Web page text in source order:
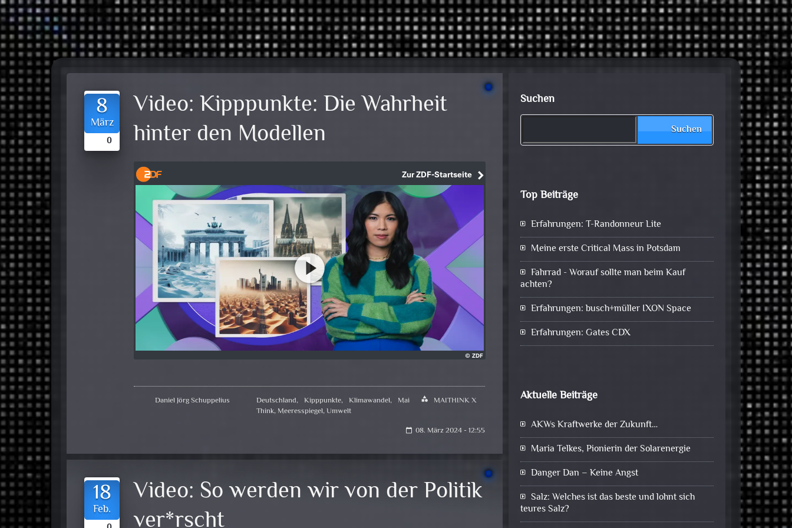
8
März
0
Video: Kipppunkte: Die Wahrheit
hinter den Modellen
Daniel Jörg Schuppelius Deutschland, Kipppunkte,Klimawandel, Mai
Think, Meeresspiegel,Umwelt
category MAITHINK X
calendar_today 08. März 2024 - 12:55
18
Feb. Video: So werden wir von der Politik
Suchen
Suchen
Top Beiträge
Erfahrungen: T-Randonneur Lite
Meine erste Critical Mass in Potsdam
Fahrrad - Worauf sollte man beim Kauf
achten?
Erfahrungen: busch+müller IXON Space
Erfahrungen: Gates CDX
Aktuelle Beiträge
AKWs Kraftwerke der Zukunft…
Maria Telkes, Pionierin der Solarenergie
Danger Dan – Keine Angst
Salz: Welches ist das beste und lohnt sich
teures Salz?